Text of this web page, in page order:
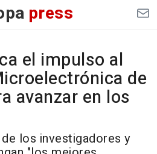
press
el impulso al
de
avanzar en los
los investigadores y